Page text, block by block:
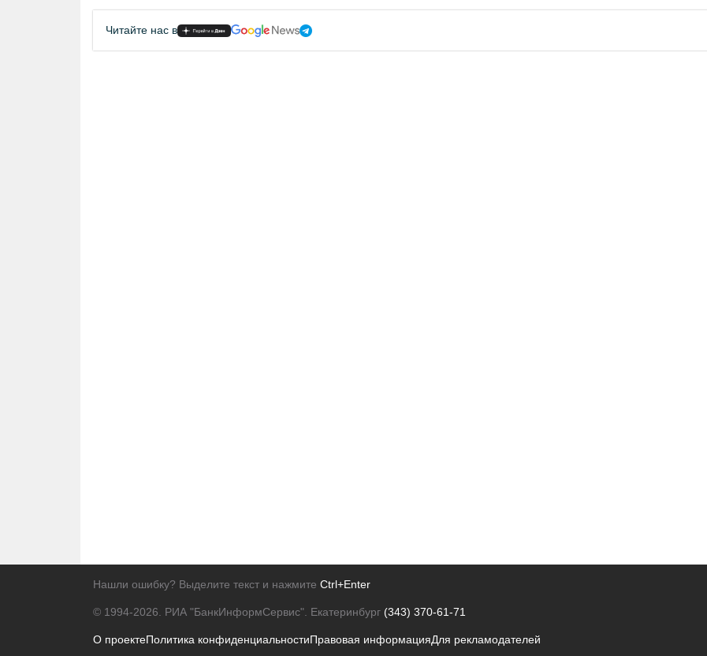
Читайте нас в
Нашли ошибку? Выделите текст и нажмите Ctrl+Enter
© 1994-2026. РИА "БанкИнформСервис". Екатеринбург (343) 370-61-71
О проектеПолитика конфиденциальностиПравовая информацияДля рекламодателей